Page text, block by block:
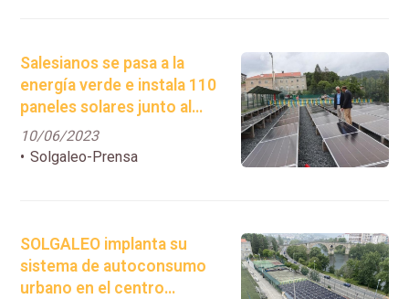
Salesianos se pasa a la
energía verde e instala 110
paneles solares junto al
campo de fútbol
10/06/2023
Solgaleo-Prensa
SOLGALEO implanta su
sistema de autoconsumo
urbano en el centro